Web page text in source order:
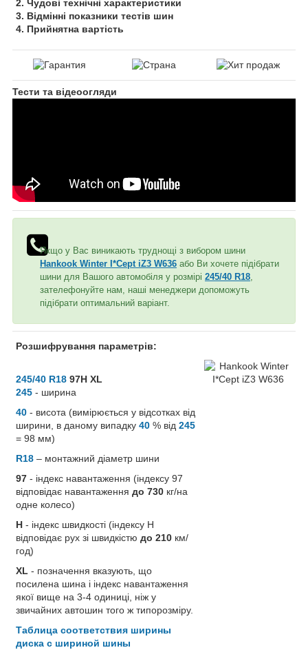
2. Чудові технічні характеристики
3. Відмінні показники тестів шин
4. Прийнятна вартість
Тести та відеоогляди
Якщо у Вас виникають труднощі з вибором шини
Hankook Winter I*Cept iZ3 W636 або Ви хочете підібрати
шини для Вашого автомобіля у розмірі 245/40 R18
зателефонуйте нам, наші менеджери допоможуть
підібрати оптимальний варіант.
Розшифрування параметрів:
245/40 R18 97H XL
245 - ширина
40 - висота (вимірюється у відсотках від
ширини, в даному випадку 40 % від 245
= 98 мм)
R18 – монтажний діаметр шини
97 - індекс навантаження (індексу 97
відповідає навантаження до 730 кг/на
одне колесо)
H - індекс швидкості (індексу H
відповідає рух зі швидкістю до 210 км/
год)
XL - позначення вказують, що
посилена шина і індекс навантаження
якої вище на 3-4 одиниці, ніж у
звичайних автошин того ж типорозміру.
Таблица соответствия ширины
диска с шириной шины